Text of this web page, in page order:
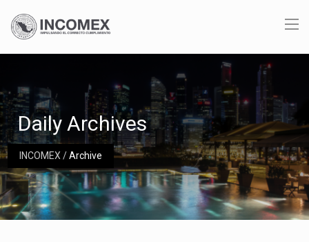
INCOMEX/Archive
Daily Archives